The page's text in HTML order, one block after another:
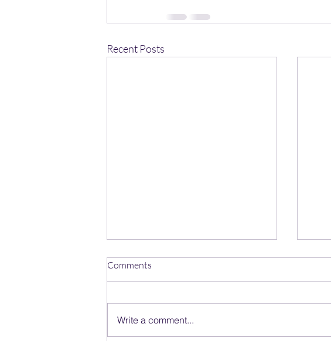
Recent Posts
Comments
Write a comment...